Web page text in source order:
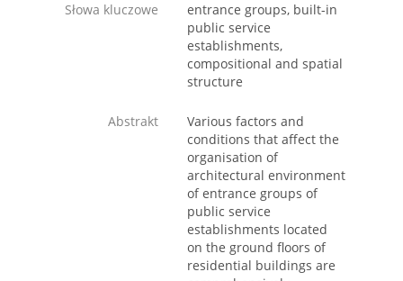
Słowa kluczowe
entrance groups, built-in
public service
establishments,
compositional and spatial
structure
Abstrakt
Various factors and
conditions that affect the
organisation of
architectural environment
of entrance groups of
public service
establishments located
on the ground floors of
residential buildings are